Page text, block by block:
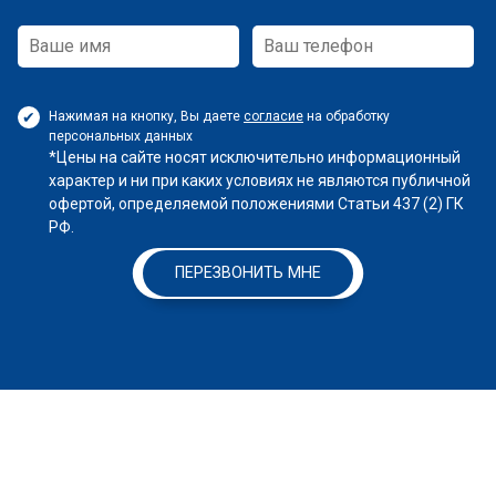
Нажимая на кнопку, Вы даете согласие на обработку
персональных данных
*Цены на сайте носят исключительно информационный
характер и ни при каких условиях не являются публичной
офертой, определяемой положениями Статьи 437 (2) ГК
РФ.
ПЕРЕЗВОНИТЬ МНЕ